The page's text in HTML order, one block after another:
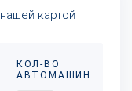
картой
КОЛ-ВО
АВТОМАШИН